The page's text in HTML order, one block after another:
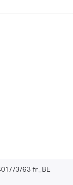
fr_BE